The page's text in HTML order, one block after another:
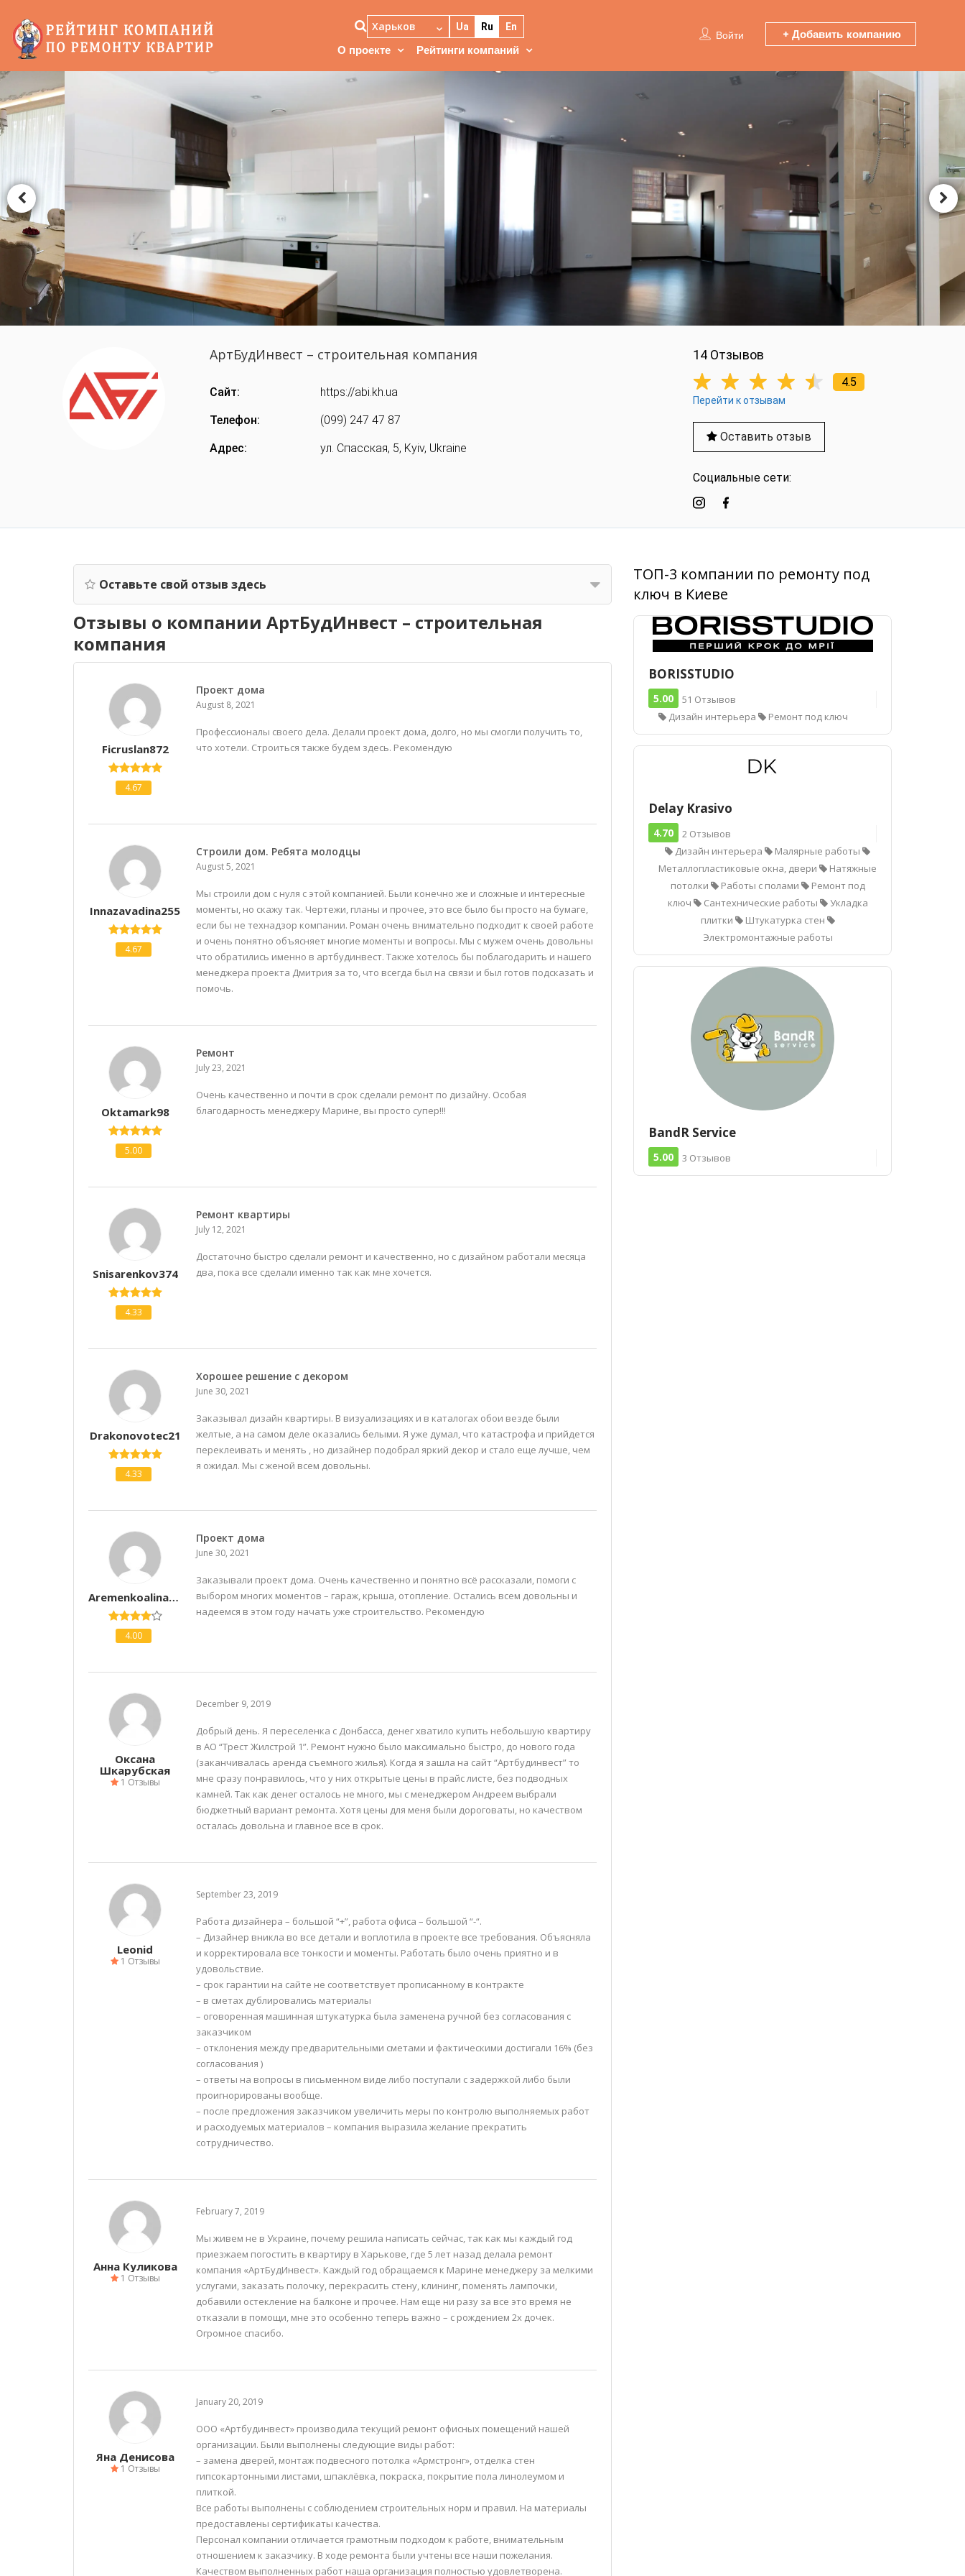
Харьков Ua Ru En
О проекте Рейтинги компаний
Войти Добавить компанию
АртБудИнвест – строительная компания
Сайт: https://abi.kh.ua
Телефон: (099) 247 47 87
Адрес: ул. Спасская, 5, Kyiv, Ukraine
14 Отзывов
4.5
Перейти к отзывам
Оставить отзыв
Социальные сети:
Оставьте свой отзыв здесь
Отзывы о компании АртБудИнвест – строительная
компания
Ficruslan872
4.67
Проект дома
August 8, 2021
Профессионалы своего дела. Делали проект дома, долго, но мы смогли получить то,
что хотели. Строиться также будем здесь. Рекомендую
Innazavadina255
4.67
Строили дом. Ребята молодцы
August 5, 2021
Мы строили дом с нуля с этой компанией. Были конечно же и сложные и интересные
моменты, но скажу так. Чертежи, планы и прочее, это все было бы просто на бумаге,
если бы не технадзор компании. Роман очень внимательно подходит к своей работе
и очень понятно объясняет многие моменты и вопросы. Мы с мужем очень довольны
что обратились именно в артбудинвест. Также хотелось бы поблагодарить и нашего
менеджера проекта Дмитрия за то, что всегда был на связи и был готов подсказать и
помочь.
Oktamark98
5.00
Ремонт
July 23, 2021
Очень качественно и почти в срок сделали ремонт по дизайну. Особая
благодарность менеджеру Марине, вы просто супер!!!
Snisarenkov374
4.33
Ремонт квартиры
July 12, 2021
Достаточно быстро сделали ремонт и качественно, но с дизайном работали месяца
два, пока все сделали именно так как мне хочется.
Drakonovotec21
4.33
Хорошее решение с декором
June 30, 2021
Заказывал дизайн квартиры. В визуализациях и в каталогах обои везде были
желтые, а на самом деле оказались белыми. Я уже думал, что катастрофа и прийдется
переклеивать и менять , но дизайнер подобрал яркий декор и стало еще лучше, чем
я ожидал. Мы с женой всем довольны.
Aremenkoalina58152
4.00
Проект дома
June 30, 2021
Заказывали проект дома. Очень качественно и понятно всё рассказали, помоги с
выбором многих моментов – гараж, крыша, отопление. Остались всем довольны и
надеемся в этом году начать уже строительство. Рекомендую
Оксана
Шкарубская
1 Отзывы
December 9, 2019
Добрый день. Я переселенка с Донбасса, денег хватило купить небольшую квартиру
в АО “Трест Жилстрой 1”. Ремонт нужно было максимально быстро, до нового года
(заканчивалась аренда съемного жилья). Когда я зашла на сайт “Артбудинвест” то
мне сразу понравилось, что у них открытые цены в прайс листе, без подводных
камней. Так как денег осталось не много, мы с менеджером Андреем выбрали
бюджетный вариант ремонта. Хотя цены для меня были дороговаты, но качеством
осталась довольна и главное все в срок.
Leonid
1 Отзывы
September 23, 2019
Работа дизайнера – большой “+”, работа офиса – большой “-“.
– Дизайнер вникла во все детали и воплотила в проекте все требования. Объясняла
и корректировала все тонкости и моменты. Работать было очень приятно и в
удовольствие.
– срок гарантии на сайте не соответствует прописанному в контракте
– в сметах дублировались материалы
– оговоренная машинная штукатурка была заменена ручной без согласования с
заказчиком
– отклонения между предварительными сметами и фактическими достигали 16% (без
согласования )
– ответы на вопросы в письменном виде либо поступали с задержкой либо были
проигнорированы вообще.
– после предложения заказчиком увеличить меры по контролю выполняемых работ
и расходуемых материалов – компания выразила желание прекратить
сотрудничество.
Анна Куликова
1 Отзывы
February 7, 2019
Мы живем не в Украине, почему решила написать сейчас, так как мы каждый год
приезжаем погостить в квартиру в Харькове, где 5 лет назад делала ремонт
компания «АртБудИнвест». Каждый год обращаемся к Марине менеджеру за мелкими
услугами, заказать полочку, перекрасить стену, клининг, поменять лампочки,
добавили остекление на балконе и прочее. Нам еще ни разу за все это время не
отказали в помощи, мне это особенно теперь важно – с рождением 2х дочек.
Огромное спасибо.
Яна Денисова
1 Отзывы
January 20, 2019
ООО «Артбудинвест» производила текущий ремонт офисных помещений нашей
организации. Были выполнены следующие виды работ:
– замена дверей, монтаж подвесного потолка «Армстронг», отделка стен
гипсокартонными листами, шпаклёвка, покраска, покрытие пола линолеумом и
плиткой.
Все работы выполнены с соблюдением строительных норм и правил. На материалы
предоставлены сертификаты качества.
Персонал компании отличается грамотным подходом к работе, внимательным
отношением к заказчику. В ходе ремонта были учтены все наши пожелания.
Качеством выполненных работ наша организация полностью удовлетворена.
ТОП-3 компании по ремонту под
ключ в Киеве
BORISSTUDIO
5.00
51 Отзывов
Дизайн интерьера
Ремонт под ключ
Delay Krasivo
4.70
2 Отзывов
Дизайн интерьера
Малярные работы
Металлопластиковые окна, двери
Натяжные
потолки
Работы с полами
Ремонт под
ключ
Сантехнические работы
Укладка
плитки
Штукатурка стен
Электромонтажные работы
BandR Service
5.00 3 Отзывов